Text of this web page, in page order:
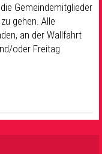
Gemeindemitglieder
gehen. Alle
an der Wallfahrt
oder Freitag